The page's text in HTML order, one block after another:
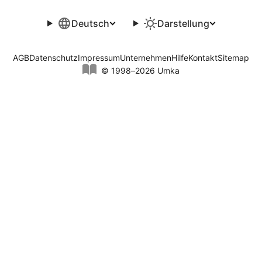
Deutsch Darstellung
© 1998–2026 Umka
AGBDatenschutzImpressumUnternehmenHilfeKontaktSitemap